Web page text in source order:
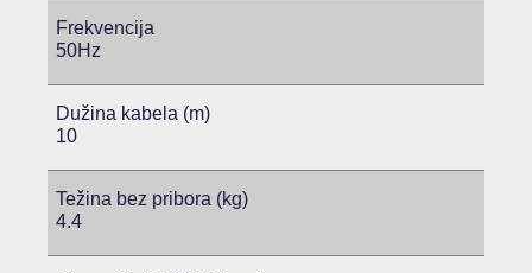
Frekvencija
50Hz
Dužina kabela (m)
10
Težina bez pribora (kg)
4.4